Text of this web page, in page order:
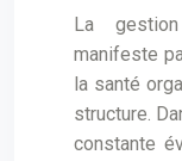
La
manifeste
la santé
structure.
constante